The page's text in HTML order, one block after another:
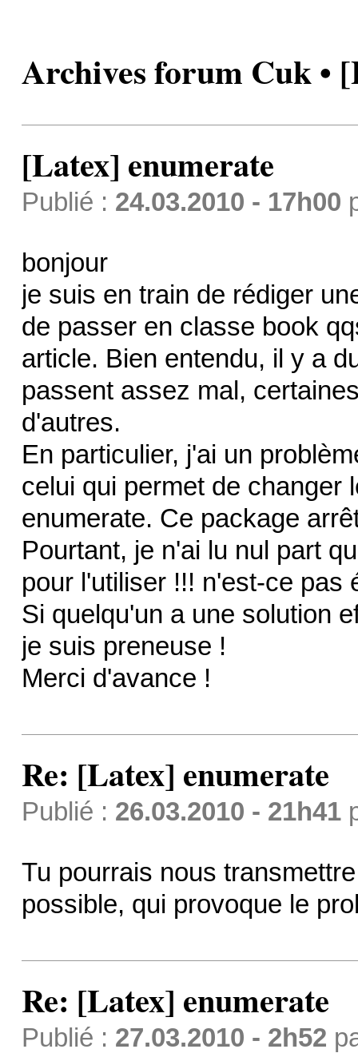
Archives forum Cuk •
[Latex] enumerate
Publié : 24.03.2010 - 17h00
bonjour
je suis en train de rédiger
de passer en classe book
article. Bien entendu, il y a
passent assez mal,
d'autres.
En particulier, j'ai un
celui qui permet de changer
enumerate. Ce package
Pourtant, je n'ai lu nul part
pour l'utiliser !!! n'est-ce pas
Si quelqu'un a une solution
je suis preneuse !
Merci d'avance !
Re: [Latex] enumerate
Publié : 26.03.2010 - 21h41
Tu pourrais nous
possible, qui provoque le
Re: [Latex] enumerate
Publié : 27.03.2010 - 2h52